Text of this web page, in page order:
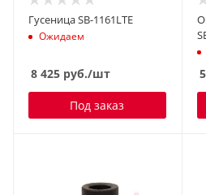
Гусеница SB-1161LTE
Ожидаем
8 425 руб./шт
Под заказ